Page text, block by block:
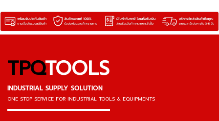
TPQTOOLS
INDUSTRIAL SUPPLY SOLUTION
ONE STOP SERVICE FOR INDUSTRIAL TOOLS & EQUIPMENTS
▬▬▬▬▬▬▬▬▬▬▬▬▬▬▬